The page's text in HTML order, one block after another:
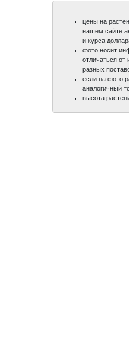
цены на
нашем сайте
и курса
фото носит
отличаться от
разных
если на фото
аналогичный
высота